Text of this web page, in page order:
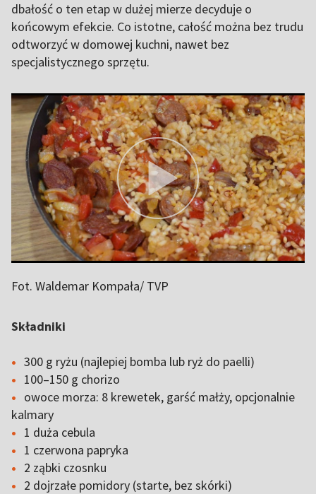
dbałość o ten etap w dużej mierze decyduje o
końcowym efekcie. Co istotne, całość można bez trudu
odtworzyć w domowej kuchni, nawet bez
specjalistycznego sprzętu.
Fot. Waldemar Kompała/ TVP
Składniki
300 g ryżu (najlepiej bomba lub ryż do paelli)
100–150 g chorizo
owoce morza: 8 krewetek, garść małży, opcjonalnie
kalmary
1 duża cebula
1 czerwona papryka
2 ząbki czosnku
2 dojrzałe pomidory (starte, bez skórki)